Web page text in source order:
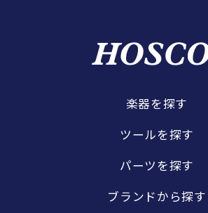
楽器を探す
ツールを探す
パーツを探す
ブランドから探す